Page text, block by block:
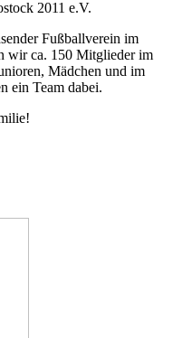
2011 e.V.
Fußballverein im
wir ca. 150 Mitglieder im
Mädchen und im
ein Team dabei.